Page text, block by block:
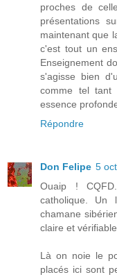
proches de
présentations
maintenant que
c'est tout un
Enseignement
s'agisse bien
comme tel tant
essence
Répondre
Don Felipe 5
Ouaip !
catholique. Un
chamane
claire et
Là on noie le
placés ici sont